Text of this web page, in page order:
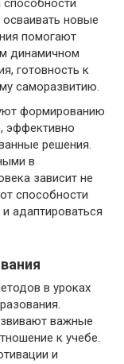
новые
помогают
динамичном
готовность к
саморазвитию.
формированию
эффективно
решения.
в
зависит не
способности
адаптироваться
в уроках
важные
к учебе.
и